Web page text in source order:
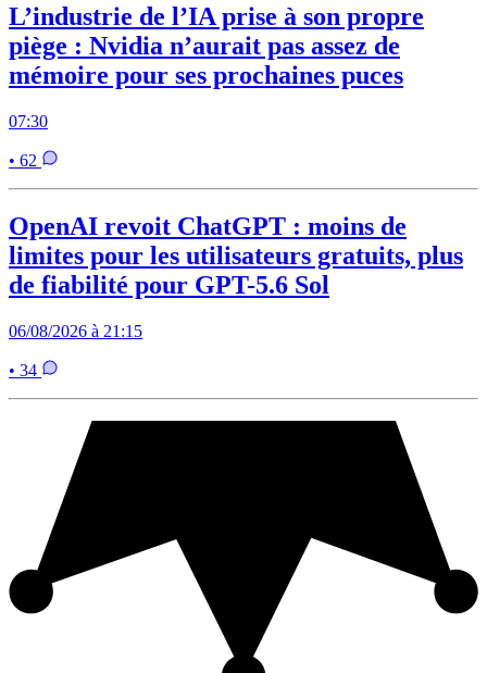
L’industrie de l’IA prise à son propre
piège : Nvidia n’aurait pas assez de
mémoire pour ses prochaines puces
07:30
• 62
OpenAI revoit ChatGPT : moins de
limites pour les utilisateurs gratuits, plus
de fiabilité pour GPT-5.6 Sol
06/08/2026 à 21:15
• 34